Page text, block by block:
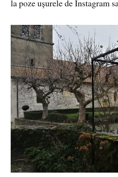
la poze ușurele de Instagram